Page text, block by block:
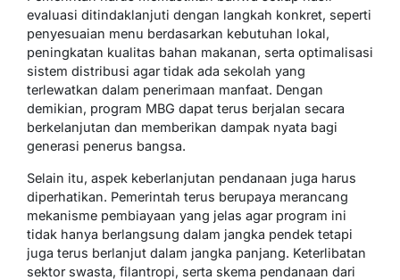
evaluasi ditindaklanjuti dengan langkah konkret, seperti
penyesuaian menu berdasarkan kebutuhan lokal,
peningkatan kualitas bahan makanan, serta optimalisasi
sistem distribusi agar tidak ada sekolah yang
terlewatkan dalam penerimaan manfaat. Dengan
demikian, program MBG dapat terus berjalan secara
berkelanjutan dan memberikan dampak nyata bagi
generasi penerus bangsa.
Selain itu, aspek keberlanjutan pendanaan juga harus
diperhatikan. Pemerintah terus berupaya merancang
mekanisme pembiayaan yang jelas agar program ini
tidak hanya berlangsung dalam jangka pendek tetapi
juga terus berlanjut dalam jangka panjang. Keterlibatan
sektor swasta, filantropi, serta skema pendanaan dari